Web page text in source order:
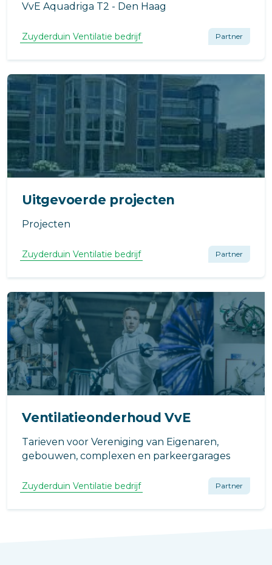
VvE Aquadriga T2 - Den Haag
Zuyderduin Ventilatie bedrijf Partner
Uitgevoerde projecten
Projecten
Zuyderduin Ventilatie bedrijf Partner
Ventilatieonderhoud VvE
Tarieven voor Vereniging van Eigenaren,
gebouwen, complexen en parkeergarages
Zuyderduin Ventilatie bedrijf Partner